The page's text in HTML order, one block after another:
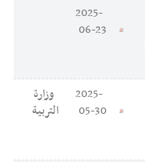
2025-
06-23
2025-
05-30
وزارة
التربية